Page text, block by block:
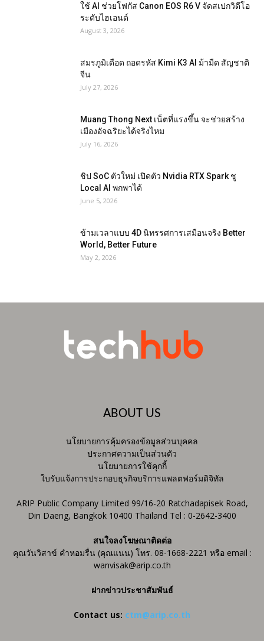
ใช้ AI ช่วยโฟกัส Canon EOS R6 V จัดสเปกวิดีโอ
ระดับไฮเอนด์
August 3, 2026
สมรภูมิเดือด ถอดรหัส Kimi K3 AI ม้ามืด สัญชาติ
จีน
July 27, 2026
Muang Thong Next เน็ตที่แรงขึ้น จะช่วยสร้าง
เมืองอัจฉริยะได้จริงไหม
July 16, 2026
ชิป SoC ตัวใหม่ เปิดตัว Nvidia RTX Spark ชู
Local AI พกพาได้
June 5, 2026
ข้ามเวลาแบบ 4D นิทรรศการเสมือนจริง Better
World, Better Future
May 2, 2026
ABOUT US
นโยบายการคุ้มครองข้อมูลส่วนบุคคล
ประกาศความเป็นส่วนตัว
นโยบายการใช้คุกกี้
ใบรับแจ้งการประกอบธุรกิจบริการแพลตฟอร์มดิจิทัล
ARIP Public Company Limited 99/16-20 Ratchadapisek Road,
Din Daeng, Bangkok 10400 Thailand Tel : 0-2642-3400
สนใจลงโฆษณาติดต่อ
คุณวันวิสาข์ คำหอมรื่น (คุณแนน) โทร. 08-1668-2221 หรือ email :
wanvisak@arip.co.th
ฝากข่าวประชาสัมพันธ์
Contact us: ctm@arip.co.th